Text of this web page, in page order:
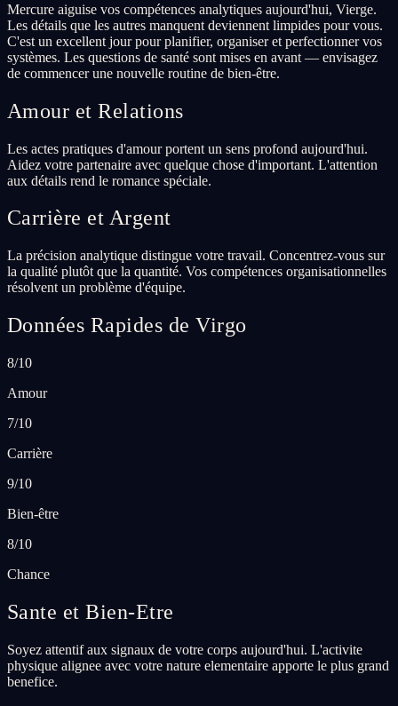
Mercure aiguise vos compétences analytiques aujourd'hui, Vierge.
Les détails que les autres manquent deviennent limpides pour vous.
C'est un excellent jour pour planifier, organiser et perfectionner vos
systèmes. Les questions de santé sont mises en avant — envisagez
de commencer une nouvelle routine de bien-être.
Amour et Relations
Les actes pratiques d'amour portent un sens profond aujourd'hui.
Aidez votre partenaire avec quelque chose d'important. L'attention
aux détails rend le romance spéciale.
Carrière et Argent
La précision analytique distingue votre travail. Concentrez-vous sur
la qualité plutôt que la quantité. Vos compétences organisationnelles
résolvent un problème d'équipe.
Données Rapides de Virgo
8/10
Amour
7/10
Carrière
9/10
Bien-être
8/10
Chance
Sante et Bien-Etre
Soyez attentif aux signaux de votre corps aujourd'hui. L'activite
physique alignee avec votre nature elementaire apporte le plus grand
benefice.